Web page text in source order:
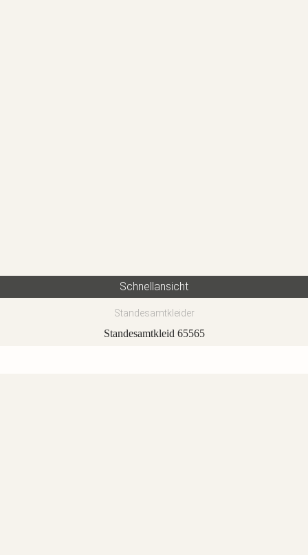
Schnellansicht
Standesamtkleider
Standesamtkleid 65565